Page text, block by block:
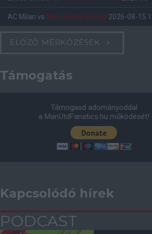
AC Milan vs Manchester United 2026-08-15
ELŐZŐ MÉRKŐZÉSEK
Támogatás
Támogasd adományoddal
a ManUtdFanatics.hu működését!
Kapcsolódó hírek
PODCAST